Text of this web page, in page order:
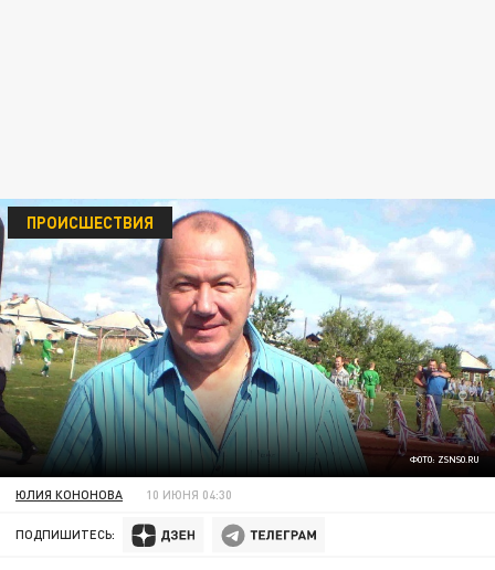
ФОТО: ZSNSO.RU
ПРОИСШЕСТВИЯ
ЮЛИЯ КОНОНОВА 10 ИЮНЯ 04:30
ПОДПИШИТЕСЬ: